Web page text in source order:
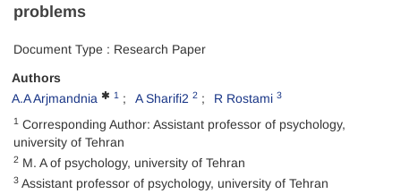
problems
Document Type : Research Paper
Authors
A.A Arjmandnia
1 A Sharifi2 2 R Rostami 3
1 Corresponding Author: Assistant professor of psychology,
university of Tehran
2 M. A of psychology, university of Tehran
3 Assistant professor of psychology, university of Tehran